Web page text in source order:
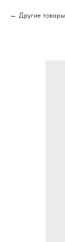
Другие товары